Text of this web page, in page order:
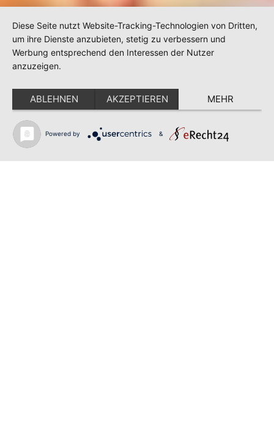
Diese Seite nutzt Website-Tracking-Technologien von Dritten,
um ihre Dienste anzubieten, stetig zu verbessern und
Werbung entsprechend den Interessen der Nutzer
anzuzeigen.
ABLEHNEN AKZEPTIEREN MEHR
Powered by &